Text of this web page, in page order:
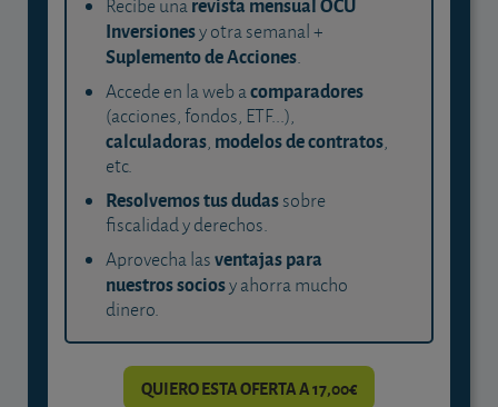
Recibe una
Inversionesy otra semanal +
Suplemento de Acciones.
Accede en la web acomparadores
(acciones, fondos, ETF...),
calculadoras, modelos de contratos,
etc.
Resolvemos tus dudassobre
fiscalidad y derechos.
Aprovecha lasventajas para
nuestros sociosy ahorra mucho
dinero.
QUIERO ESTA OFERTA A 17,00€